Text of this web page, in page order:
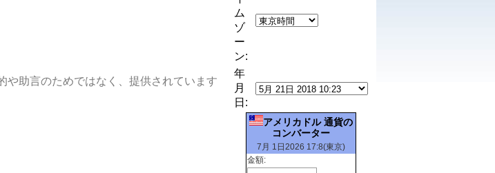
や助言のためではなく、提供されています
ム
ゾ
ー
ン:
年
月
日:
アメリカドル 通貨の
コンバーター
7月 1日2026 17:8(東京)
金額: